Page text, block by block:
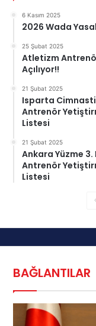
6 Kasım 2025
2026 Wada
25 Şubat 2025
Atletizm
Açılıyor!!
21 Şubat 2025
Isparta
Antrenör
Listesi
21 Şubat 2025
Ankara Yüzme 3.
Antrenör
Listesi
BAĞLANTILAR